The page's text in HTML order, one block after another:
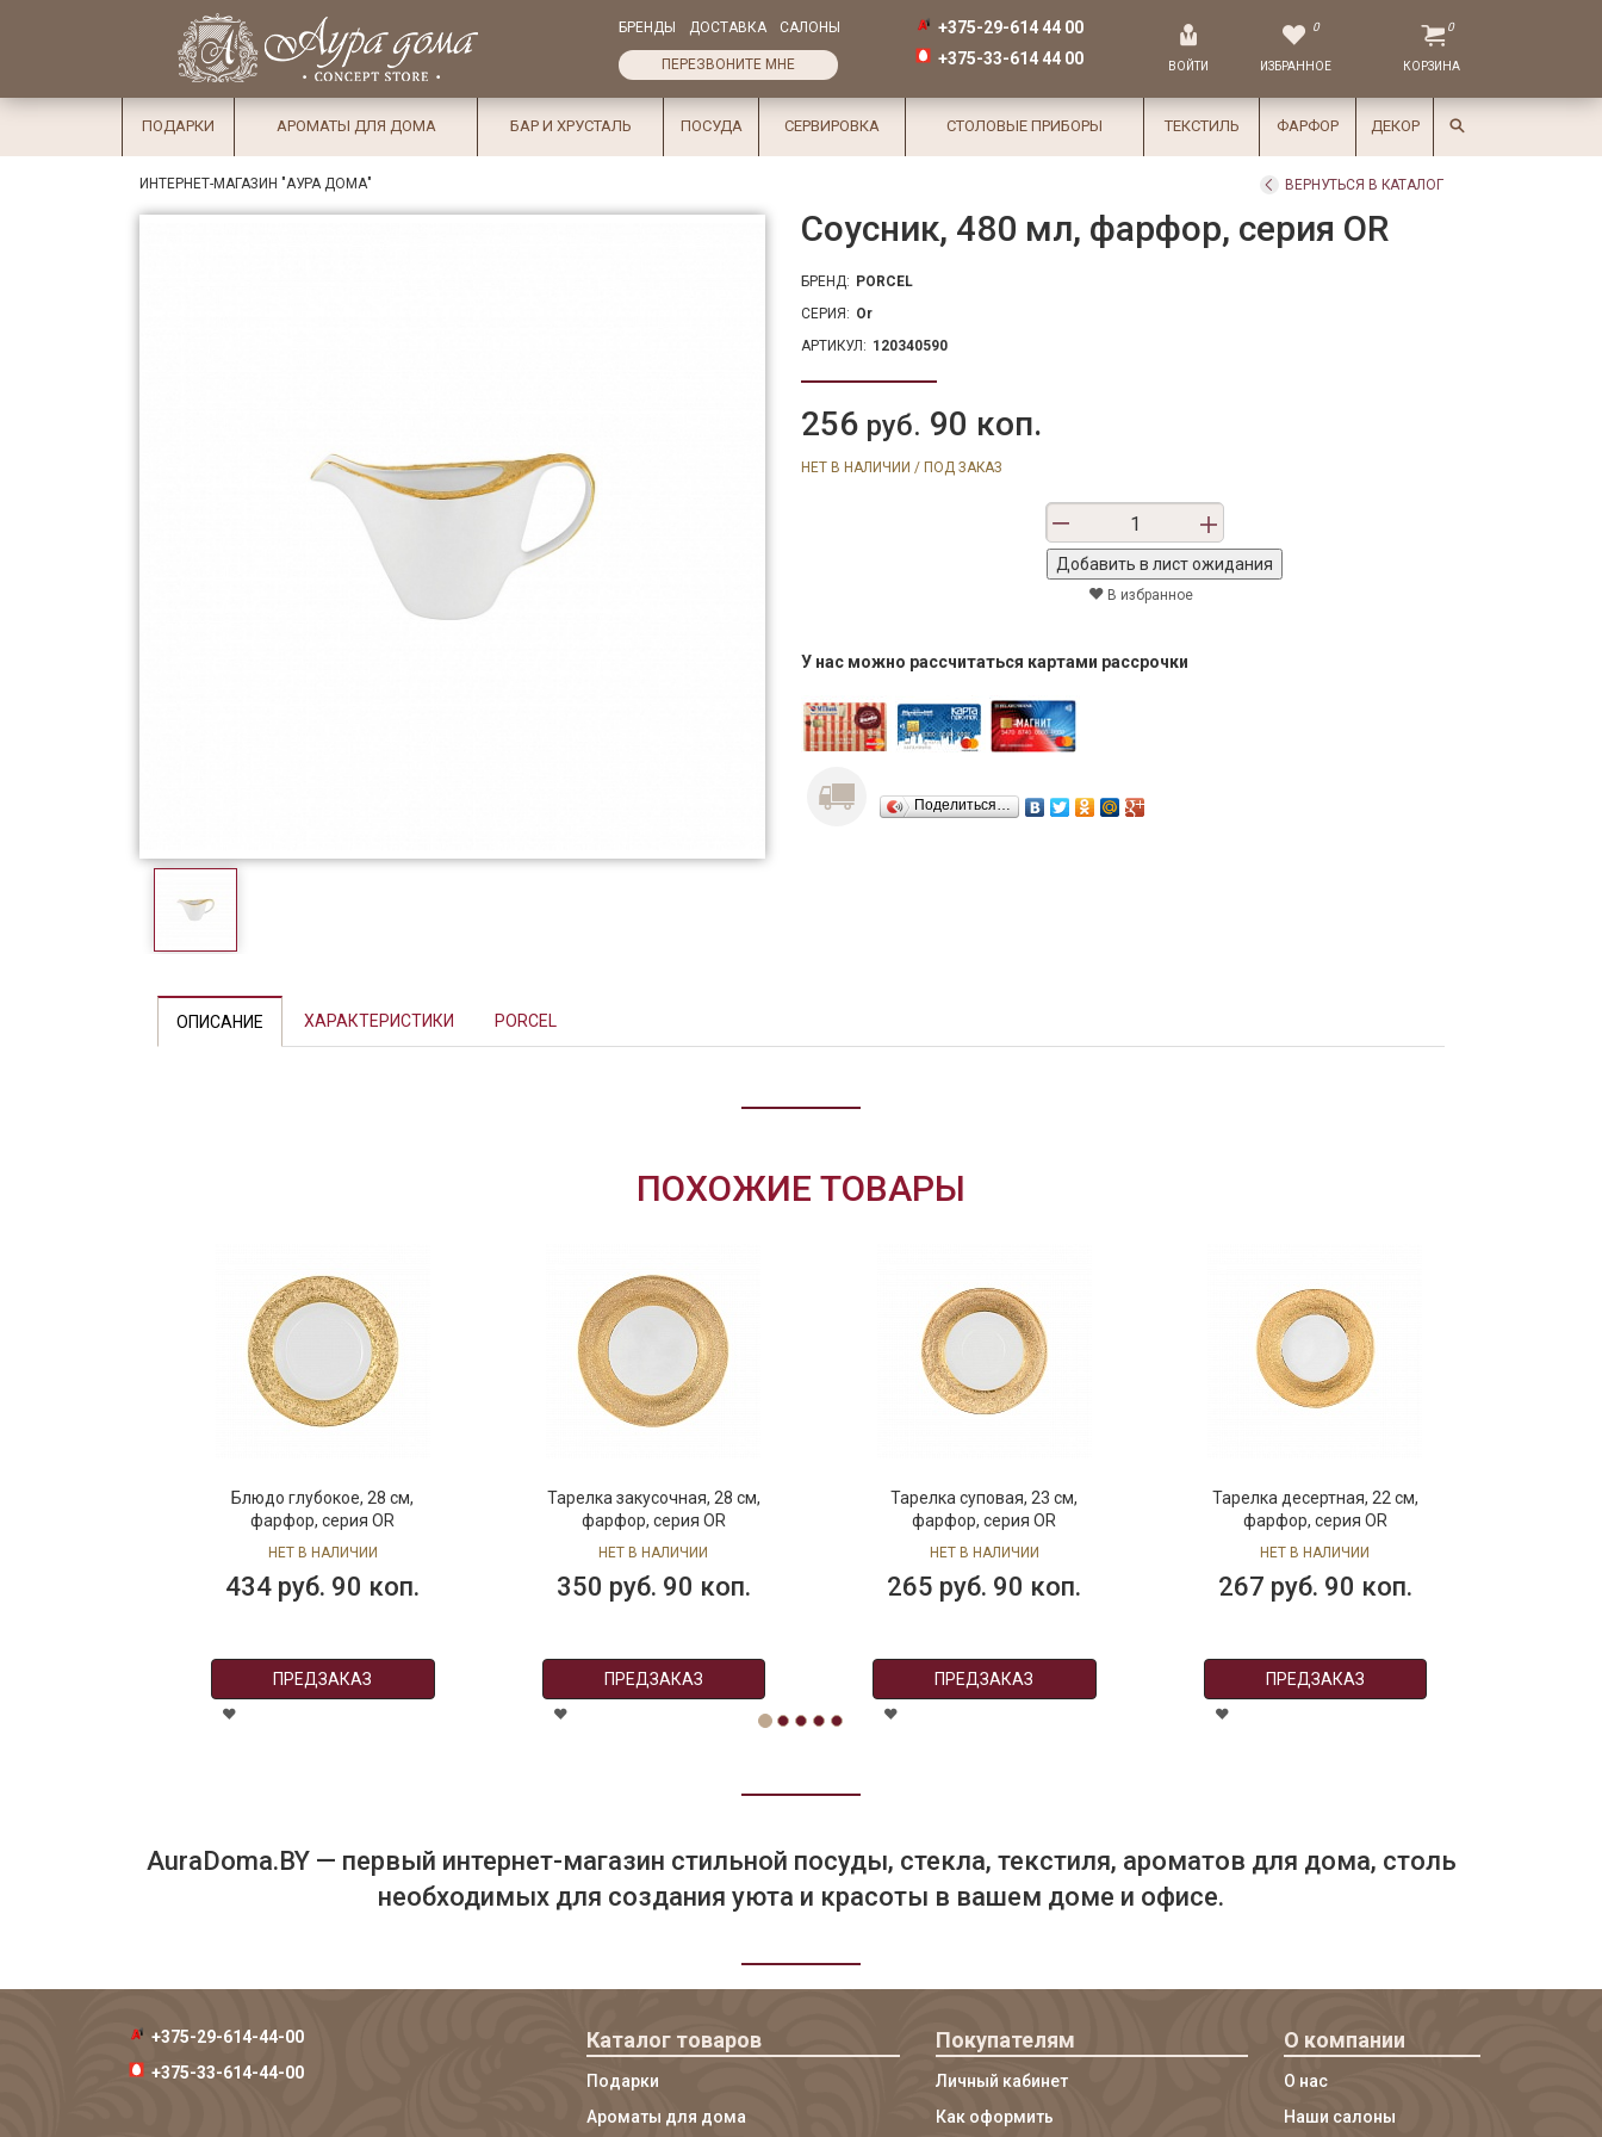
Избранное
×
СалоныДоставка
Оплата
Подарки
Ароматы
для дома
БРЕНДЫ ДОСТАВКА САЛОНЫ
ПЕРЕЗВОНИТЕ МНЕ
+375-29-614 44 00
+375-33-614 44 00
ВОЙТИ
0
ИЗБРАННОЕ
0
КОРЗИНА
ПОДАРКИ АРОМАТЫ ДЛЯ ДОМА БАР И ХРУСТАЛЬ ПОСУДА СЕРВИРОВКА СТОЛОВЫЕ ПРИБОРЫ ТЕКСТИЛЬ ФАРФОР ДЕКОР
ИНТЕРНЕТ-МАГАЗИН "АУРА ДОМА" ВЕРНУТЬСЯ В КАТАЛОГ
Соусник, 480 мл, фарфор, серия OR
БРЕНД: PORCEL
СЕРИЯ: Or
АРТИКУЛ: 120340590
256 руб. 90 коп.
НЕТ В НАЛИЧИИ / ПОД ЗАКАЗ
В избранное
У нас можно рассчитаться картами рассрочки
Поделиться…
ОПИСАНИЕ ХАРАКТЕРИСТИКИ PORCEL
ПОХОЖИЕ ТОВАРЫ
Блюдо глубокое, 28 см,
фарфор, серия OR
НЕТ В НАЛИЧИИ
434 руб. 90 коп.
ПРЕДЗАКАЗ
Тарелка закусочная, 28 см,
фарфор, серия OR
НЕТ В НАЛИЧИИ
350 руб. 90 коп.
ПРЕДЗАКАЗ
Тарелка суповая, 23 см,
фарфор, серия OR
НЕТ В НАЛИЧИИ
265 руб. 90 коп.
ПРЕДЗАКАЗ
Тарелка десертная, 22 см,
фарфор, серия OR
НЕТ В НАЛИЧИИ
267 руб. 90 коп.
ПРЕДЗАКАЗ
AuraDoma.BY — первый интернет-магазин стильной посуды, стекла, текстиля, ароматов для дома, столь
необходимых для создания уюта и красоты в вашем доме и офисе.
+375-29-614-44-00
+375-33-614-44-00
Каталог товаров
Подарки
Ароматы для дома
Покупателям
Личный кабинет
Как оформить
О компании
О нас
Наши салоны